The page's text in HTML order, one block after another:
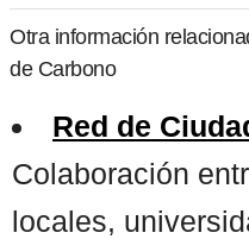
Otra información
de Carbono
Red de
Colaboración
locales,